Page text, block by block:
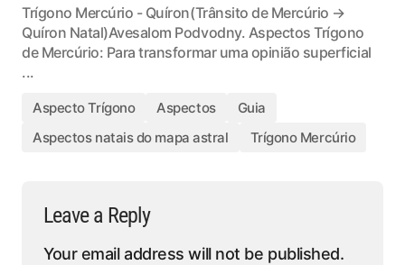
Trígono Mercúrio - Quíron(Trânsito de Mercúrio →
Quíron Natal)Avesalom Podvodny. Aspectos Trígono
de Mercúrio: Para transformar uma opinião superficial
...
Aspecto Trígono Aspectos
Guia
Aspectos natais do mapa astral
Trígono Mercúrio
Leave a Reply
Your email address will not be published.